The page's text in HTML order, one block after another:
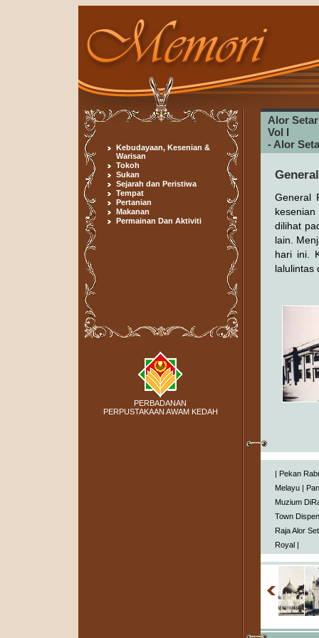
Kebudayaan, Kesenian &
Warisan
Tokoh
Sukan
Sejarah dan Peristiwa
Tempat
Pertanian
Makanan
Permainan Dan Aktiviti
PERBADANAN
PERPUSTAKAAN AWAM KEDAH
Alor
Vol I
- Alor
General
dilihat
lain.
hari ini.
lalulintas
| Pekan
Melayu |
Muzium
Town
Raja Alor
Royal |